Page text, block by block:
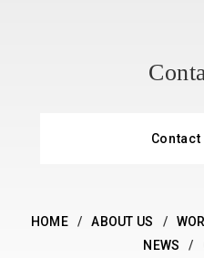
Contact
HOME ABOUT US
NEWS